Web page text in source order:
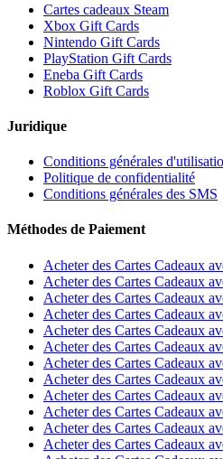
Cartes cadeaux Steam
Xbox Gift Cards
Nintendo Gift Cards
PlayStation Gift Cards
Eneba Gift Cards
Roblox Gift Cards
Juridique
Conditions générales
Politique de confidentialité
Conditions générales des SMS
Méthodes de Paiement
Acheter des Cartes Cadeaux
Acheter des Cartes Cadeaux
Acheter des Cartes Cadeaux
Acheter des Cartes Cadeaux
Acheter des Cartes Cadeaux
Acheter des Cartes Cadeaux
Acheter des Cartes Cadeaux
Acheter des Cartes Cadeaux
Acheter des Cartes Cadeaux
Acheter des Cartes Cadeaux
Acheter des Cartes Cadeaux
Acheter des Cartes Cadeaux